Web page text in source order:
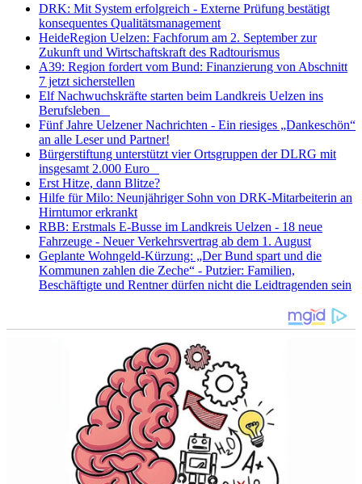
DRK: Mit System erfolgreich - Externe Prüfung bestätigt
konsequentes Qualitätsmanagement
HeideRegion Uelzen: Fachforum am 2. September zur
Zukunft und Wirtschaftskraft des Radtourismus
A39: Region fordert vom Bund: Finanzierung von Abschnitt
7 jetzt sicherstellen
Elf Nachwuchskräfte starten beim Landkreis Uelzen ins
Berufsleben
Fünf Jahre Uelzener Nachrichten - Ein riesiges „Dankeschön“
an alle Leser und Partner!
Bürgerstiftung unterstützt vier Ortsgruppen der DLRG mit
insgesamt 2.000 Euro
Erst Hitze, dann Blitze?
Hilfe für Milo: Neunjähriger Sohn von DRK-Mitarbeiterin an
Hirntumor erkrankt
RBB: Erstmals E-Busse im Landkreis Uelzen - 18 neue
Fahrzeuge - Neuer Verkehrsvertrag ab dem 1. August
Geplante Wohngeld-Kürzung: „Der Bund spart und die
Kommunen zahlen die Zeche“ - Putzier: Familien,
Beschäftigte und Rentner dürfen nicht die Leidtragenden sein